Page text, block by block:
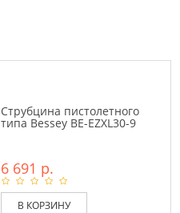
Струбцина пистолетного
типа Bessey BE-EZXL30-9
6 691 р.
В КОРЗИНУ